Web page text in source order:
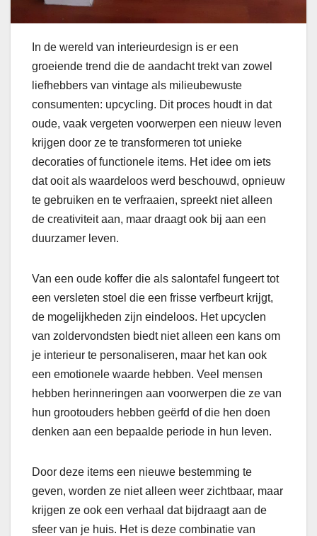
In de wereld van interieurdesign is er een
groeiende trend die de aandacht trekt van zowel
liefhebbers van vintage als milieubewuste
consumenten: upcycling. Dit proces houdt in dat
oude, vaak vergeten voorwerpen een nieuw leven
krijgen door ze te transformeren tot unieke
decoraties of functionele items. Het idee om iets
dat ooit als waardeloos werd beschouwd, opnieuw
te gebruiken en te verfraaien, spreekt niet alleen
de creativiteit aan, maar draagt ook bij aan een
duurzamer leven.
Van een oude koffer die als salontafel fungeert tot
een versleten stoel die een frisse verfbeurt krijgt,
de mogelijkheden zijn eindeloos. Het upcyclen
van zoldervondsten biedt niet alleen een kans om
je interieur te personaliseren, maar het kan ook
een emotionele waarde hebben. Veel mensen
hebben herinneringen aan voorwerpen die ze van
hun grootouders hebben geërfd of die hen doen
denken aan een bepaalde periode in hun leven.
Door deze items een nieuwe bestemming te
geven, worden ze niet alleen weer zichtbaar, maar
krijgen ze ook een verhaal dat bijdraagt aan de
sfeer van je huis. Het is deze combinatie van